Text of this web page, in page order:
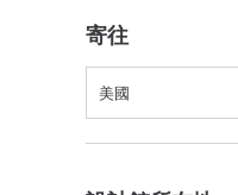
寄往
美國